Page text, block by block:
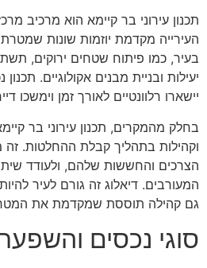
תכנון עירוני בר קיימא הוא מרכיב
העירייה מקדמת יוזמות שונות
בעיר, כמו פיתוח שטחים ירוקים,
יעילות ובניית מבנים אקולוגיים.
יישארו רלוונטיים לאורך זמן וימשכו
בחלק מהמקרים, תכנון עירוני בר
וקהילות בתהליך קבלת ההחלטות.
הצרכים והחששות שלהם, ולעודד
המעורבים. דיאלוג זה גורם לעיר
גם קהילה תוססת שמקדמת את
סוגי נכסים